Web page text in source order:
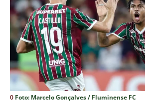
0 Foto: Marcelo Gonçalves / Fluminense FC